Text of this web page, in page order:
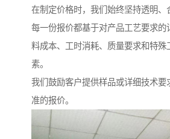
在制定价格时，我们始终坚持透明、
每一份报价都基于对产品工艺要求的
料成本、工时消耗、质量要求和特殊
素。
我们鼓励客户提供样品或详细技术要
准的报价。